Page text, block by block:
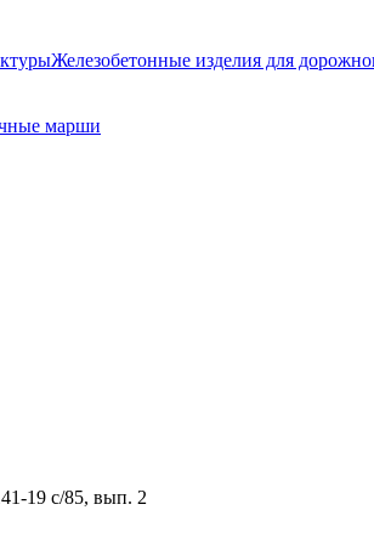
Железобетонные изделия для
марши
19 с/85, вып. 2